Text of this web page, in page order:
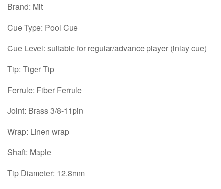
Brand: Mit
Cue Type: Pool Cue
Cue Level: suitable for regular/advance player (inlay cue)
Tip: Tiger Tip
Ferrule: Fiber Ferrule
Joint: Brass 3/8-11pin
Wrap: Linen wrap
Shaft: Maple
Tip Diameter: 12.8mm